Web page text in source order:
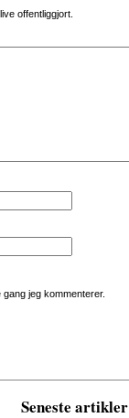
offentliggjort.
jeg kommenterer.
Seneste artikler